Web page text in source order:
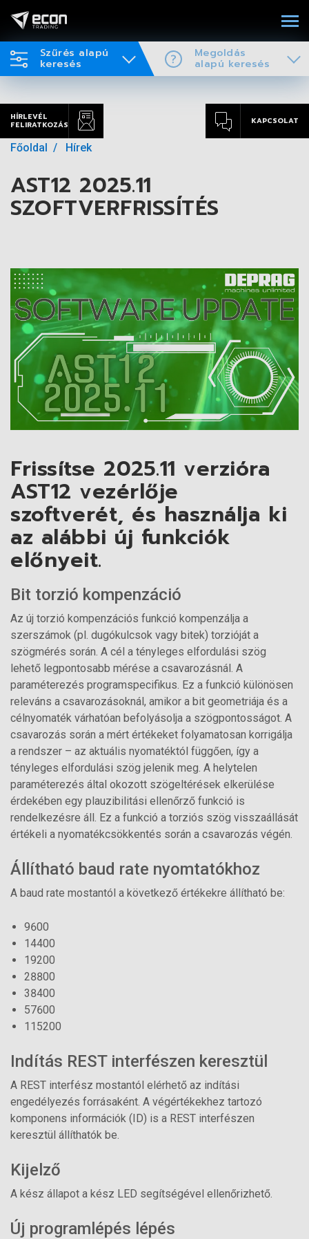
Szűrés alapú
keresés
Megoldás
alapú keresés
HÍRLEVÉL
FELIRATKOZÁS
KAPCSOLAT
Főoldal Hírek
AST12 2025.11
SZOFTVERFRISSÍTÉS
Frissítse 2025.11 verzióra
AST12 vezérlője
szoftverét, és használja ki
az alábbi új funkciók
előnyeit.
Bit torzió kompenzáció
Az új torzió kompenzációs funkció kompenzálja a
szerszámok (pl. dugókulcsok vagy bitek) torzióját a
szögmérés során. A cél a tényleges elfordulási szög
lehető legpontosabb mérése a csavarozásnál. A
paraméterezés programspecifikus. Ez a funkció különösen
releváns a csavarozásoknál, amikor a bit geometriája és a
célnyomaték várhatóan befolyásolja a szögpontosságot. A
csavarozás során a mért értékeket folyamatosan korrigálja
a rendszer – az aktuális nyomatéktól függően, így a
tényleges elfordulási szög jelenik meg. A helytelen
paraméterezés által okozott szögeltérések elkerülése
érdekében egy plauzibilitási ellenőrző funkció is
rendelkezésre áll. Ez a funkció a torziós szög visszaállását
értékeli a nyomatékcsökkentés során a csavarozás végén.
Állítható baud rate nyomtatókhoz
A baud rate mostantól a következő értékekre állítható be:
9600
14400
19200
28800
38400
57600
115200
Indítás REST interfészen keresztül
A REST interfész mostantól elérhető az indítási
engedélyezés forrásaként. A végértékekhez tartozó
komponens információk (ID) is a REST interfészen
keresztül állíthatók be.
Kijelző
A kész állapot a kész LED segítségével ellenőrizhető.
Új programlépés lépés